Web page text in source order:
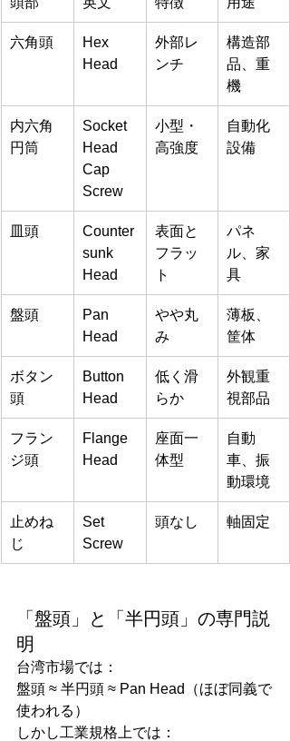
六角頭
Hex
Head
外部レ
ンチ
構造部
品、重
機
内六角
円筒
Socket
Head
Cap
Screw
小型・
高強度
自動化
設備
皿頭
Counter
sunk
Head
表面と
フラッ
ト
パネ
ル、家
具
盤頭
Pan
Head
やや丸
み
薄板、
筐体
ボタン
頭
Button
Head
低く滑
らか
外観重
視部品
フラン
ジ頭
Flange
Head
座面一
体型
自動
車、振
動環境
止めね
じ
Set
Screw
頭なし 軸固定
「盤頭」と「半円頭」の専門説
明
台湾市場では：
盤頭 ≈ 半円頭 ≈ Pan Head（ほぼ同義で
使われる）
しかし工業規格上では：